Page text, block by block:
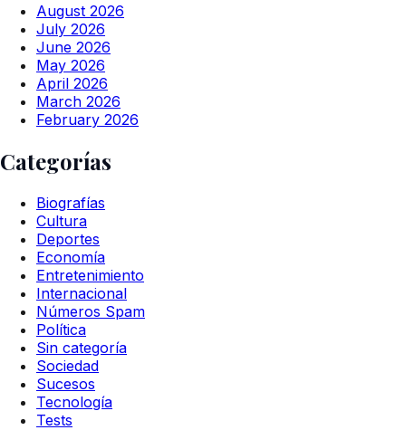
August 2026
July 2026
June 2026
May 2026
April 2026
March 2026
February 2026
Categorías
Biografías
Cultura
Deportes
Economía
Entretenimiento
Internacional
Números Spam
Política
Sin categoría
Sociedad
Sucesos
Tecnología
Tests